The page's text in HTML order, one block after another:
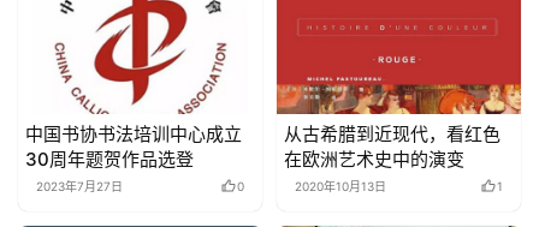
中国书协书法培训中心成立
30周年题贺作品选登
2023年7月27日 0
从古希腊到近现代，看红色
在欧洲艺术史中的演变
2020年10月13日 1